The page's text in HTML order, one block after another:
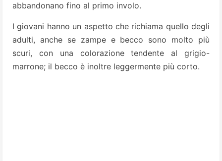
abbandonano fino al primo involo.
I giovani hanno un aspetto che richiama quello degli
adulti, anche se zampe e becco sono molto più
scuri, con una colorazione tendente al grigio-
marrone; il becco è inoltre leggermente più corto.